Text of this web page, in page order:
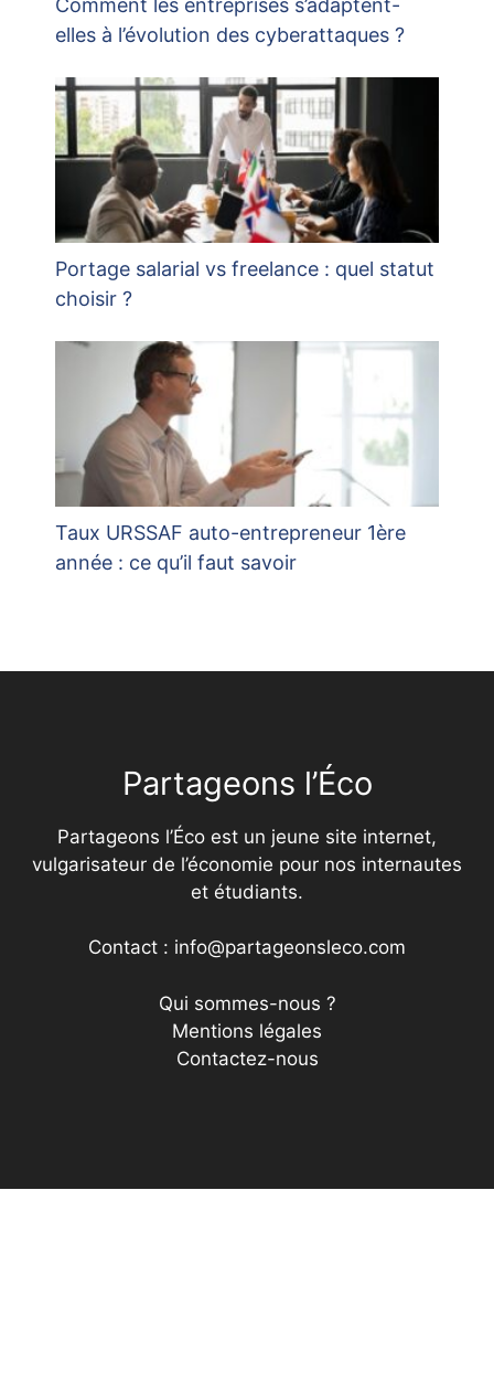
Comment les entreprises s’adaptent-
elles à l’évolution des cyberattaques ?
Portage salarial vs freelance : quel statut
choisir ?
Taux URSSAF auto-entrepreneur 1ère
année : ce qu’il faut savoir
Partageons l’Éco
Partageons l’Éco est un jeune site internet,
vulgarisateur de l’économie pour nos internautes
et étudiants.
Contact : info@partageonsleco.com
Qui sommes-nous ?
Mentions légales
Contactez-nous